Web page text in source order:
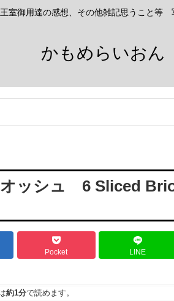
室御用達の感想、その他雑記思うこと
かもめらいお
シュ 6 Sliced
Pocket LINE
約1分で読めます。